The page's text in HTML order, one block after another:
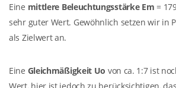
Eine mittlere Beleuchtungsstärke Em =
sehr guter Wert. Gewöhnlich setzen wir in
als Zielwert an.
Eine Gleichmäßigkeit Uo von ca. 1:7 ist